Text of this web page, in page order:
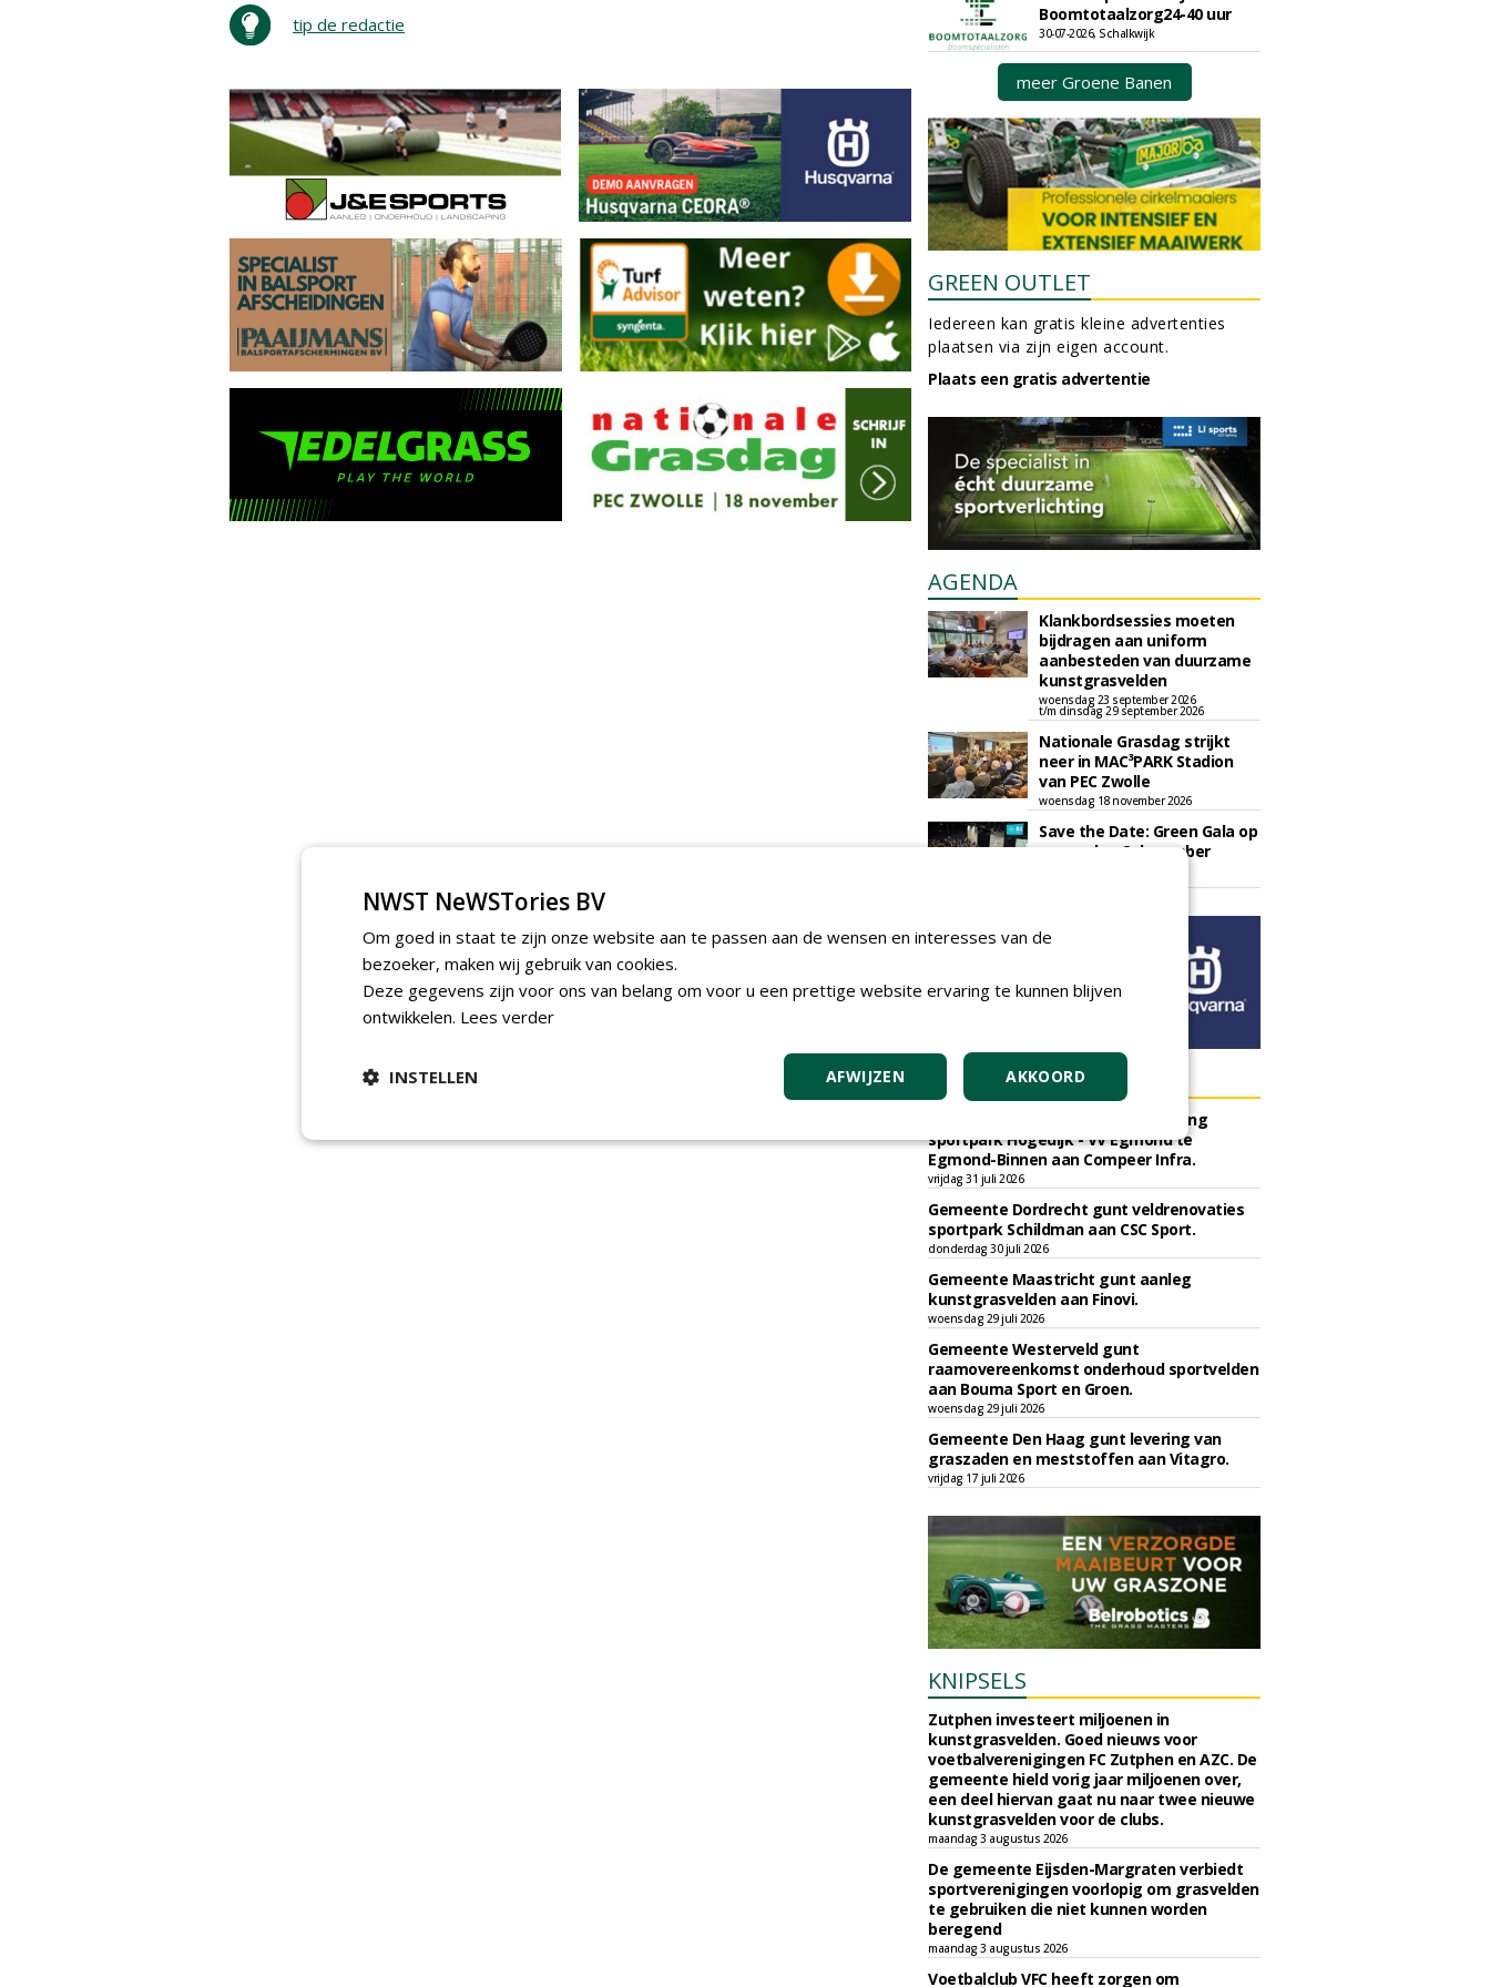
tip de redactie
Boomtotaalzorg24-40 uur
30-07-2026, Schalkwijk
meer Groene Banen
GREEN OUTLET
Iedereen kan gratis kleine advertenties
plaatsen via zijn eigen account.
Plaats een gratis advertentie
AGENDA
Klankbordsessies moeten
bijdragen aan uniform
aanbesteden van duurzame
kunstgrasvelden
woensdag 23 september 2026
t/m dinsdag 29 september 2026
Nationale Grasdag strijkt
neer in MAC³PARK Stadion
van PEC Zwolle
woensdag 18 november 2026
Save the Date: Green Gala op
woensdag 2 december
TENDERS
Gemeente Bergen gunt herinrichting
sportpark Hogedijk - VV Egmond te
Egmond-Binnen aan Compeer Infra.
vrijdag 31 juli 2026
Gemeente Dordrecht gunt veldrenovaties
sportpark Schildman aan CSC Sport.
donderdag 30 juli 2026
Gemeente Maastricht gunt aanleg
kunstgrasvelden aan Finovi.
woensdag 29 juli 2026
Gemeente Westerveld gunt
raamovereenkomst onderhoud sportvelden
aan Bouma Sport en Groen.
woensdag 29 juli 2026
Gemeente Den Haag gunt levering van
graszaden en meststoffen aan Vitagro.
vrijdag 17 juli 2026
KNIPSELS
Zutphen investeert miljoenen in
kunstgrasvelden. Goed nieuws voor
voetbalverenigingen FC Zutphen en AZC. De
gemeente hield vorig jaar miljoenen over,
een deel hiervan gaat nu naar twee nieuwe
kunstgrasvelden voor de clubs.
maandag 3 augustus 2026
De gemeente Eijsden-Margraten verbiedt
sportverenigingen voorlopig om grasvelden
te gebruiken die niet kunnen worden
beregend
maandag 3 augustus 2026
Voetbalclub VFC heeft zorgen om
NWST NeWSTories BV
Om goed in staat te zijn onze website aan te passen aan de wensen en interesses van de
bezoeker, maken wij gebruik van cookies.
Deze gegevens zijn voor ons van belang om voor u een prettige website ervaring te kunnen blijven
ontwikkelen. Lees verder
AKKOORD
AFWIJZEN
INSTELLEN